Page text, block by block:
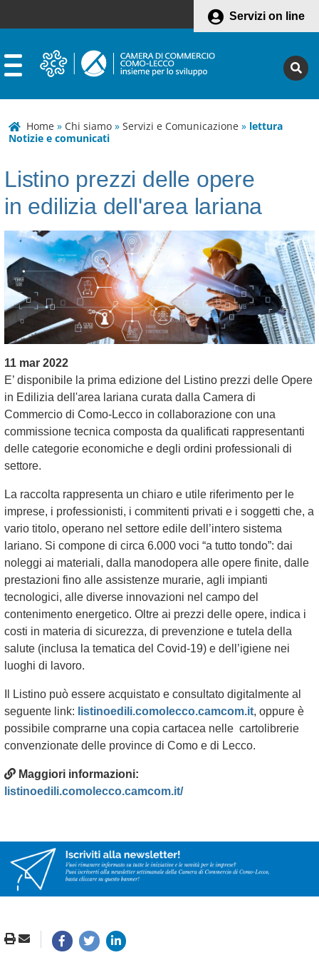
Servizi on line
Home » Chi siamo » Servizi e Comunicazione » lettura
Notizie e comunicati
Listino prezzi delle opere
in edilizia dell'area lariana
11 mar 2022
E’ disponibile la prima edizione del Listino prezzi delle Opere
in Edilizia dell'area lariana curata dalla Camera di
Commercio di Como-Lecco in collaborazione con una
commissione tecnica composta da qualificati rappresentanti
delle categorie economiche e degli ordini professionali di
settore.
La raccolta rappresenta un chiaro e utile riferimento per le
imprese, i professionisti, i commitenti privati e i soggetti che, a
vario titolo, operano nel settore edile dell’intero sistema
lariano. Si compone di circa 6.000 voci “a tutto tondo”: dai
noleggi ai materiali, dalla manodopera alle opere finite, dalle
prestazioni fino alle assistenze murarie, agli impianti
tecnologici, alle diverse innovazioni nel campo del
contenimento energetico. Oltre ai prezzi delle opere, indica i
costi in materia di sicurezza, di prevenzione e tutela della
salute (inclusa la tematica del Covid-19) e dell’igiene nei
luoghi di lavoro.
Il Listino può essere acquistato e consultato digitalmente al
seguente link: listinoedili.comolecco.camcom.it, oppure è
possibile comprarne una copia cartacea nelle cartolibrerie
convenzionate delle province di Como e di Lecco.
Maggiori informazioni:
listinoedili.comolecco.camcom.it/